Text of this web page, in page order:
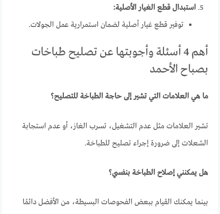
استبدال قطع الغيار الأصلية:
توفير قطع غيار أصلية لضمان استمرارية عمل الجولات.
أهم 4 أسئلة وأجوبتها عن تصليح طباخات
بصباح الأحمد
ما هي العلامات التي تشير إلى حاجة الطباخة للتصليح؟
تشير العلامات مثل عدم التشغيل، تسرب الغاز، أو عدم استجابة
الشعلات إلى ضرورة إجراء تصليح للطباخة.
هل يمكنني إصلاح الطباخة بنفسي؟
بينما يمكنك القيام ببعض الفحوصات البسيطة، من الأفضل دائمًا